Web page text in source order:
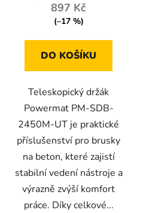
897 Kč
(–17 %)
DO KOŠÍKU
Teleskopický držák
Powermat PM-SDB-
2450M-UT je praktické
příslušenství pro brusky
na beton, které zajistí
stabilní vedení nástroje a
výrazně zvýší komfort
práce. Díky celkové...